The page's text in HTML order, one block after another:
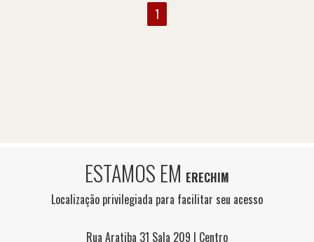
1
ESTAMOS EM ERECHIM
Localização privilegiada para facilitar seu acesso
Rua Aratiba 31 Sala 209 | Centro